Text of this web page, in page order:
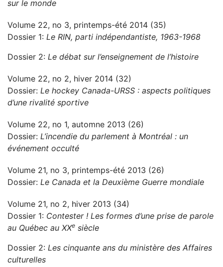
sur le monde
Volume 22, no 3, printemps-été 2014 (35)
Dossier 1: Le RIN, parti indépendantiste, 1963-1968
Dossier 2: Le débat sur l’enseignement de l’histoire
Volume 22, no 2, hiver 2014 (32)
Dossier: Le hockey Canada-URSS : aspects politiques
d’une rivalité sportive
Volume 22, no 1, automne 2013 (26)
Dossier: L’incendie du parlement à Montréal : un
événement occulté
Volume 21, no 3, printemps-été 2013 (26)
Dossier: Le Canada et la Deuxième Guerre mondiale
Volume 21, no 2, hiver 2013 (34)
Dossier 1: Contester ! Les formes d’une prise de parole
au Québec au XXe siècle
Dossier 2: Les cinquante ans du ministère des Affaires
culturelles